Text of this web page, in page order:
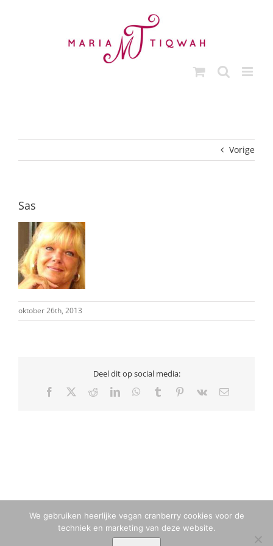
Vorige
Sas
oktober 26th, 2013
Deel dit op social media:
Facebook RedditLinkedInWhatsApp
Tumblr Pinterest
Vk
E-
We gebruiken heerlijke vegan cranberry cookies voor de
techniek en marketing van deze website.